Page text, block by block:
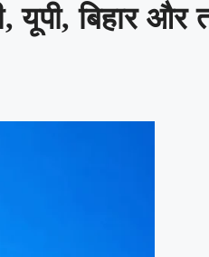
बिहार और